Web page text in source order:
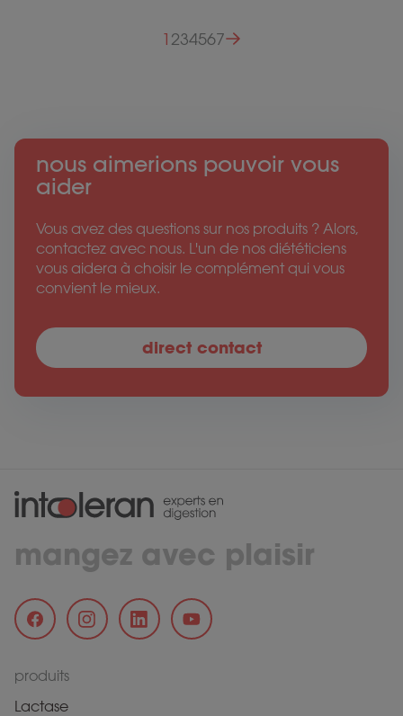
Pagination des publications
1 234567
nous aimerions pouvoir vous
aider
Vous avez des questions sur nos produits ? Alors,
contactez avec nous. L'un de nos diététiciens
vous aidera à choisir le complément qui vous
convient le mieux.
direct contact
mangez avec plaisir
produits
Lactase